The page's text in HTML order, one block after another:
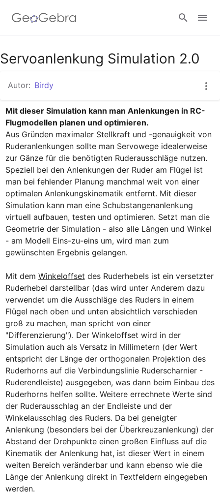
Google Classroom
GeoGebra Classroom
Anmelden
Servoanlenkung Simulation 2.0
Autor: Birdy
Mit dieser Simulation kann man Anlenkungen in RC-
Flugmodellen planen und optimieren.
Aus Gründen maximaler Stellkraft und -genauigkeit von
Ruderanlenkungen sollte man Servowege idealerweise
zur Gänze für die benötigten Ruderausschläge nutzen.
Speziell bei den Anlenkungen der Ruder am Flügel ist
man bei fehlender Planung manchmal weit von einer
optimalen Anlenkungskinematik entfernt. Mit dieser
Simulation kann man eine Schubstangenanlenkung
virtuell aufbauen, testen und optimieren. Setzt man die
Geometrie der Simulation - also alle Längen und Winkel
- am Modell Eins-zu-eins um, wird man zum
gewünschten Ergebnis gelangen.
Mit dem Winkeloffset des Ruderhebels ist ein versetzter
Ruderhebel darstellbar (das wird unter Anderem dazu
verwendet um die Ausschläge des Ruders in einem
Flügel nach oben und unten absichtlich verschieden
groß zu machen, man spricht von einer
"Differenzierung"). Der Winkeloffset wird in der
Simulation auch als Versatz in Millimetern (der Wert
entspricht der Länge der orthogonalen Projektion des
Ruderhorns auf die Verbindungslinie Ruderscharnier -
Ruderendleiste) ausgegeben, was dann beim Einbau des
Ruderhorns helfen sollte. Weitere errechnete Werte sind
der Ruderausschlag an der Endleiste und der
Winkelausschlag des Ruders. Da bei geneigter
Anlenkung (besonders bei der Überkreuzanlenkung) der
Abstand der Drehpunkte einen großen Einfluss auf die
Kinematik der Anlenkung hat, ist dieser Wert in einem
weiten Bereich veränderbar und kann ebenso wie die
Länge der Anlenkung direkt in Textfeldern eingegeben
werden.